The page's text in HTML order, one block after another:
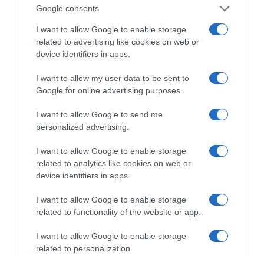
Google consents
I want to allow Google to enable storage
related to advertising like cookies on web or
device identifiers in apps.
I want to allow my user data to be sent to
Google for online advertising purposes.
I want to allow Google to send me
personalized advertising.
I want to allow Google to enable storage
related to analytics like cookies on web or
device identifiers in apps.
I want to allow Google to enable storage
related to functionality of the website or app.
I want to allow Google to enable storage
related to personalization.
Έκπληκτη, η κοινή γνώμη παρακολουθεί τις
τελευταίες μέρες την αποκάλυψη της κο­μπίνας
με τα…